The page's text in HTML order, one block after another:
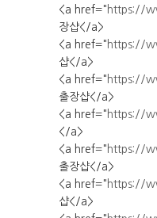
<a href=" https://
장샵</a>
<a href=" https://
샵</a>
<a href=" https://
출장샵</a>
<a href=" https://
</a>
<a href=" https://
출장샵</a>
<a href=" https://
샵</a>